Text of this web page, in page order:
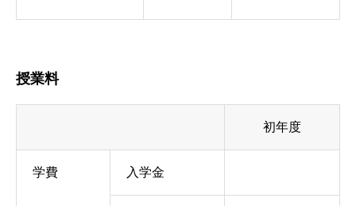
授業料
初年度
学費 入学金